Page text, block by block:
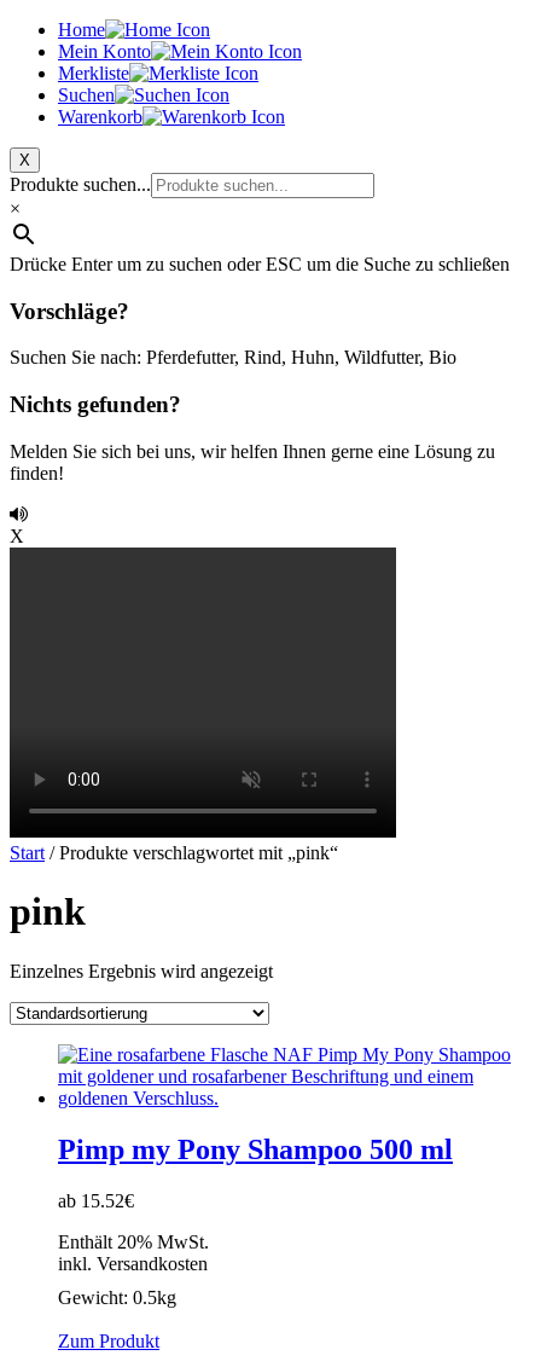
Home
Mein Konto
Merkliste
Suchen
Warenkorb
X
Produkte suchen...
×
Drücke Enter um zu suchen oder ESC um die Suche zu schließen
Vorschläge?
Suchen Sie nach: Pferdefutter, Rind, Huhn, Wildfutter, Bio
Nichts gefunden?
Melden Sie sich bei uns, wir helfen Ihnen gerne eine Lösung zu
finden!
X
Start / Produkte verschlagwortet mit „pink“
pink
Einzelnes Ergebnis wird angezeigt
Pimp my Pony Shampoo 500 ml
ab 15.52€
Enthält 20% MwSt.
inkl. Versandkosten
Gewicht: 0.5kg
Zum Produkt